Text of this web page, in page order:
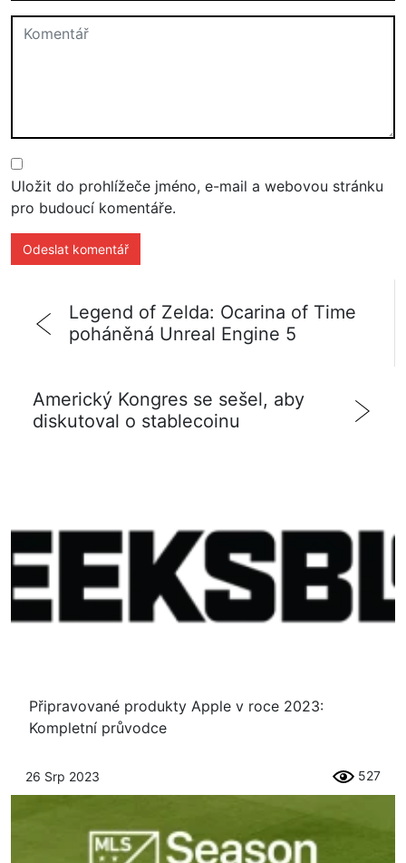
Uložit do prohlížeče jméno, e-mail a webovou stránku
pro budoucí komentáře.
Legend of Zelda: Ocarina of Time
poháněná Unreal Engine 5
Americký Kongres se sešel, aby
diskutoval o stablecoinu
Připravované produkty Apple v roce 2023:
Kompletní průvodce
26 Srp 2023 527